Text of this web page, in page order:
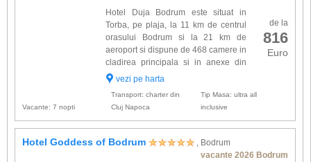
de la
816
Euro
Hotel Duja Bodrum este situat in
Torba, pe plaja, la 11 km de centrul
orasului Bodrum si la 21 km de
aeroport si dispune de 468 camere in
cladirea principala si in anexe din
sectiunea club. Toate spatiile de
telefon direct, rad...
vezi pe harta
Vacante: 7 nopti
Transport: charter din
Cluj Napoca
Tip Masa: ultra all
inclusive
Hotel Goddess of Bodrum
, Bodrum
vacante 2026 Bodrum